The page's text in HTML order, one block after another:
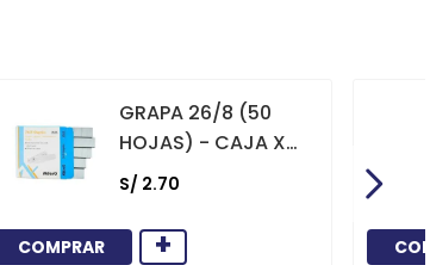
GRAPA 26/8 (50
HOJAS) - CAJA X
1000
S/ 2.70
COMPRAR +